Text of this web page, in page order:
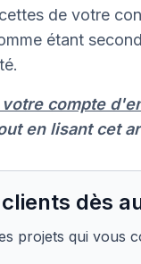
de votre
étant
compte
en lisant cet
dès
projets qui vous